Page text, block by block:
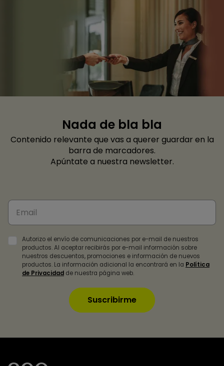
Nada de bla bla
Contenido relevante que vas a querer guardar en la
barra de marcadores.
Apúntate a nuestra newsletter.
Autorizo el envío de comunicaciones por e-mail de nuestros
productos. Al aceptar recibirás por e-mail información sobre
nuestros descuentos, promociones e información de nuevos
productos. La información adicional la encontrará en la Política
de Privacidad de nuestra página web.